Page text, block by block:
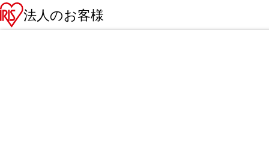
法人のお客様